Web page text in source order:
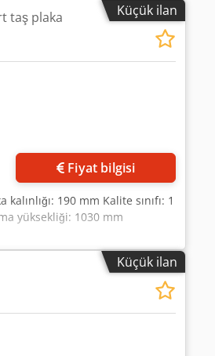
Küçük ilan
taş plaka
Fiyat bilgisi
190 mm Kalite sınıfı: 1
yüksekliği: 1030 mm
Küçük ilan